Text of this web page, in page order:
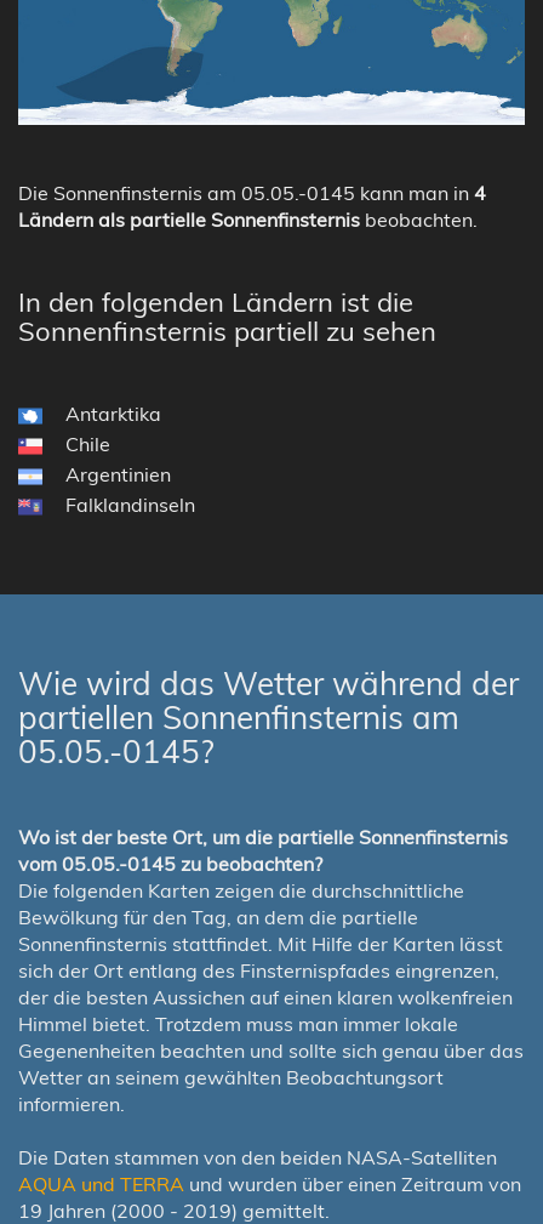
Die Sonnenfinsternis am 05.05.-0145 kann man in 4
Ländern als partielle Sonnenfinsternis beobachten.
In den folgenden Ländern ist die
Sonnenfinsternis partiell zu sehen
Antarktika
Chile
Argentinien
Falklandinseln
Wie wird das Wetter während der
partiellen Sonnenfinsternis am
05.05.-0145?
Wo ist der beste Ort, um die partielle Sonnenfinsternis
vom 05.05.-0145 zu beobachten?
Die folgenden Karten zeigen die durchschnittliche
Bewölkung für den Tag, an dem die partielle
Sonnenfinsternis stattfindet. Mit Hilfe der Karten lässt
sich der Ort entlang des Finsternispfades eingrenzen,
der die besten Aussichen auf einen klaren wolkenfreien
Himmel bietet. Trotzdem muss man immer lokale
Gegenenheiten beachten und sollte sich genau über das
Wetter an seinem gewählten Beobachtungsort
informieren.
Die Daten stammen von den beiden NASA-Satelliten
AQUA und TERRA und wurden über einen Zeitraum von
19 Jahren (2000 - 2019) gemittelt.